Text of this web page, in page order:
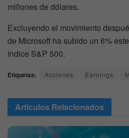
millones de dólares.
Excluyendo el movimiento
de Microsoft ha subido un 6%
índice S&P 500.
Etiquetas: Acciones Earnings
Articulos Relacionados